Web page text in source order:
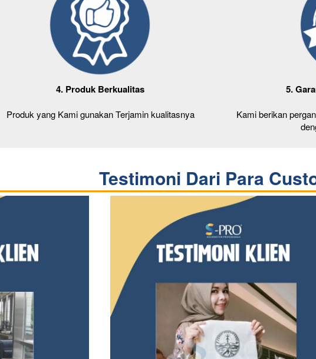
4. Produk Berkualitas
Produk yang Kami gunakan Terjamin kualitasnya
5.
Kami berikan
Testimoni Dari Para